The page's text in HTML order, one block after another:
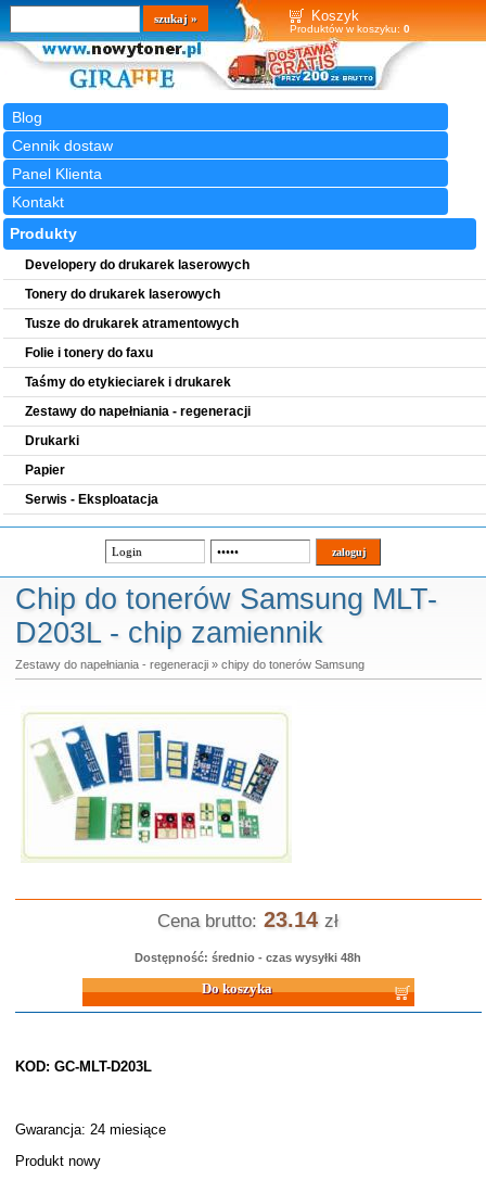
Koszyk
Produktów w koszyku: 0
Blog
Cennik dostaw
Panel Klienta
Kontakt
Wyszukiwarka
szukaj
Produkty
Developery do drukarek laserowych
Tonery do drukarek laserowych
Tusze do drukarek atramentowych
Folie i tonery do faxu
Taśmy do etykieciarek i drukarek
Zestawy do napełniania - regeneracji
Drukarki
Papier
Serwis - Eksploatacja
Chip do tonerów Samsung MLT-
D203L - chip zamiennik
Zestawy do napełniania - regeneracji» chipy do tonerów Samsung
Cena brutto: 23.14 zł
Dostępność: średnio - czas wysyłki 48h
Do koszyka
KOD: GC-MLT-D203L
Gwarancja: 24 miesiące
Produkt nowy